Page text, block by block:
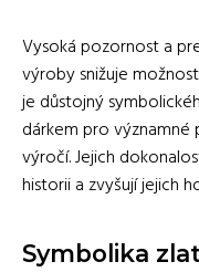
Vysoká pozornost a
výroby snižuje
je důstojný
dárkem pro
výročí. Jejich
historii a zvyšují jejich
Symbolika